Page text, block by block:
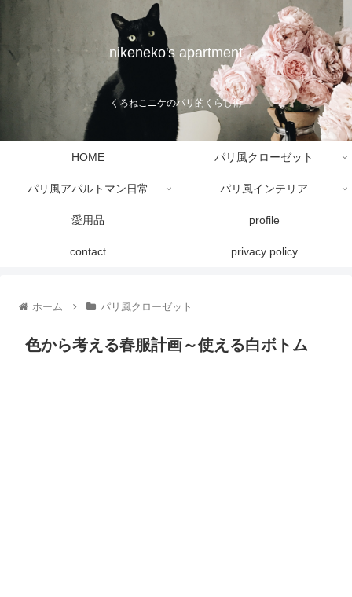
nikeneko's apartment
くろねこニケのパリ的くらし術
HOME パリ風クローゼット
パリ風アパルトマン日常 パリ風インテリア
愛用品 profile
contact privacy policy
ホーム パリ風クローゼット
色から考える春服計画～使える白ボトム